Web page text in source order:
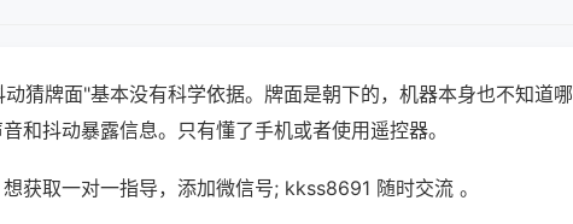
猜牌面"基本没有科学依据。牌面是朝下的，机器本身也不知道哪
和抖动暴露信息。只有懂了手机或者使用遥控器。
获取一对一指导，添加微信号; kkss8691 随时交流 。